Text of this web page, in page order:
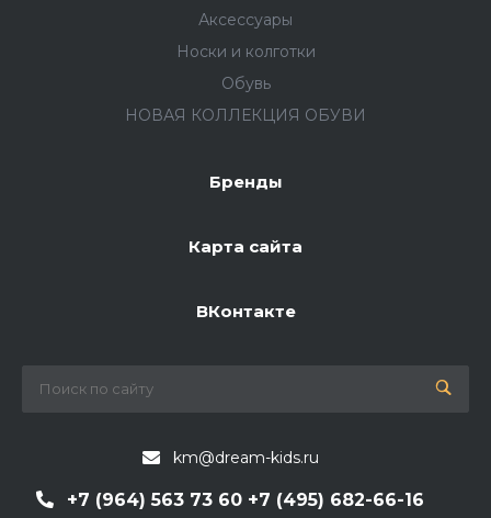
Аксессуары
Носки и колготки
Обувь
НОВАЯ КОЛЛЕКЦИЯ ОБУВИ
Бренды
Карта сайта
ВКонтакте
km@dream-kids.ru
+7 (964) 563 73 60 +7 (495) 682-66-16